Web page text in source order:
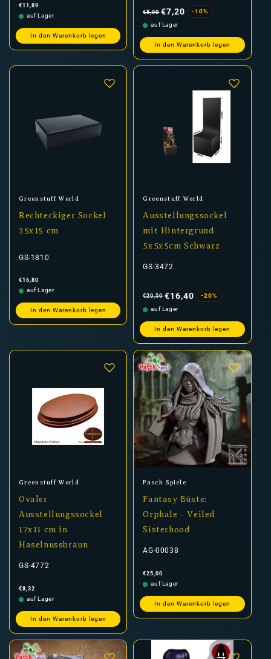
Normaler
Preis
€11,89
auf Lager
In den Warenkorb legen
Preis
€8,00 €7,20
-10%
auf Lager
In den Warenkorb legen
Anbieter:
Greenstuff World
Rechteckiger Sockel
25x15 cm
GS-1810
Normaler
Preis
€16,80
auf Lager
In den Warenkorb legen
Anbieter:
Greenstuff World
Ausstellungssockel
mit Hintergrund
5x5x5cm Schwarz
GS-3472
Preis
€20,50 €16,40
-20%
auf Lager
In den Warenkorb legen
Anbieter:
Greenstuff World
Ovaler
Ausstellungssockel
17x11 cm in
Haselnussbraun
GS-4772
Normaler
Preis
€8,32
auf Lager
In den Warenkorb legen
Anbieter:
Pasch Spiele
Fantasy Büste:
Orphale - Veiled
Sisterhood
AG-00038
Normaler
Preis
€25,00
auf Lager
In den Warenkorb legen